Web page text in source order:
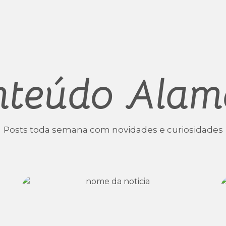
Posts toda semana com novidades e curiosidades